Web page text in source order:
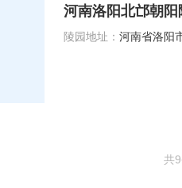
河南洛阳北邙朝阳
陵园地址： 河南省洛阳
共